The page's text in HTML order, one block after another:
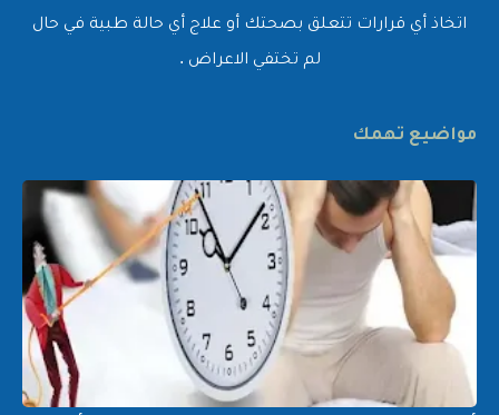
اتخاذ أي قرارات تتعلق بصحتك أو علاج أي حالة طبية في حال
لم تختفي الاعراض .
مواضيع تهمك